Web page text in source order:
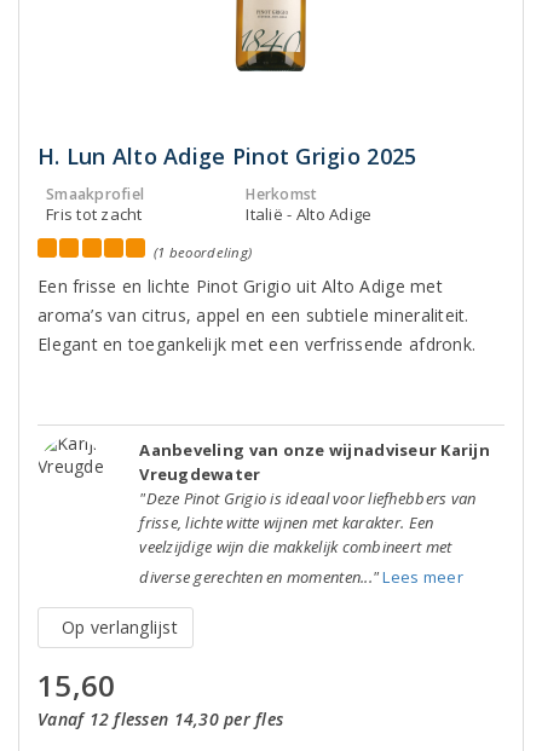
H. Lun Alto Adige Pinot Grigio 2025
Smaakprofiel
Fris tot zacht
Herkomst
Italië - Alto Adige
(1 beoordeling)
Een frisse en lichte Pinot Grigio uit Alto Adige met
aroma’s van citrus, appel en een subtiele mineraliteit.
Elegant en toegankelijk met een verfrissende afdronk.
Aanbeveling van onze wijnadviseur Karijn
Vreugdewater
"Deze Pinot Grigio is ideaal voor liefhebbers van
frisse, lichte witte wijnen met karakter. Een
veelzijdige wijn die makkelijk combineert met
diverse gerechten en momenten..."Lees meer
Op verlanglijst
15,60
Vanaf 12 flessen 14,30 per fles